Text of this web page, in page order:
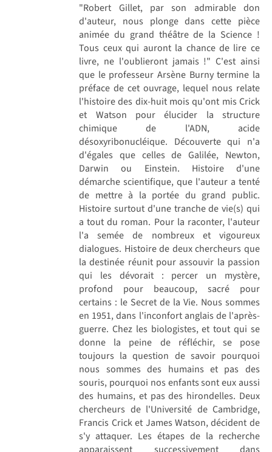
"Robert Gillet, par son admirable don
d'auteur, nous plonge dans cette pièce
animée du grand théâtre de la Science !
Tous ceux qui auront la chance de lire ce
livre, ne l'oublieront jamais !" C'est ainsi
que le professeur Arsène Burny termine la
préface de cet ouvrage, lequel nous relate
l'histoire des dix-huit mois qu'ont mis Crick
et Watson pour élucider la structure
chimique de l'ADN, acide
désoxyribonucléique. Découverte qui n'a
d'égales que celles de Galilée, Newton,
Darwin ou Einstein. Histoire d'une
démarche scientifique, que l'auteur a tenté
de mettre à la portée du grand public.
Histoire surtout d'une tranche de vie(s) qui
a tout du roman. Pour la raconter, l'auteur
l'a semée de nombreux et vigoureux
dialogues. Histoire de deux chercheurs que
la destinée réunit pour assouvir la passion
qui les dévorait : percer un mystère,
profond pour beaucoup, sacré pour
certains : le Secret de la Vie. Nous sommes
en 1951, dans l'inconfort anglais de l'après-
guerre. Chez les biologistes, et tout qui se
donne la peine de réfléchir, se pose
toujours la question de savoir pourquoi
nous sommes des humains et pas des
souris, pourquoi nos enfants sont eux aussi
des humains, et pas des hirondelles. Deux
chercheurs de l'Université de Cambridge,
Francis Crick et James Watson, décident de
s'y attaquer. Les étapes de la recherche